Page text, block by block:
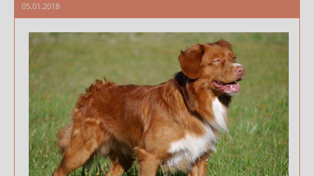
05.01.2018